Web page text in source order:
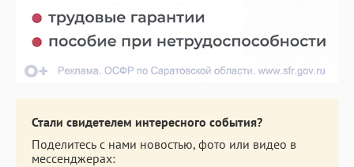
Стали свидетелем интересного события?
Поделитесь с нами новостью, фото или видео в
мессенджерах: